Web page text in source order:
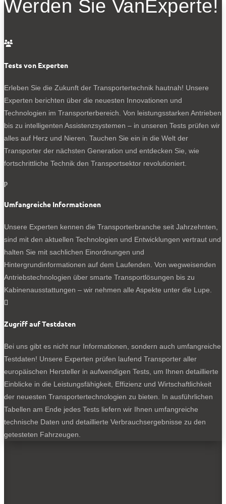
angetriebenen Schwestermodelle.
nur Wohnmobile unter Strom. So steuerte das
die Elektrifizierung der früheren Generation von Citroen
Jumper, Opel Movano und Peugeot Boxer bei. Erkennbar
ist dies anhand der Batteriedaten sowie der Anzeige für
wesentliche Funktionen, sie werden im Innenspiegel
Großtransporter der Stellantis-Marken Citroen, Fiat, Opel
und Peugeot nachträglich auf E-Antrieb um. Im Fokus
Antrieb? Hier sind die Fakten:
Experten-Test: Fiat E-Ducato
Experten-Test: Ford-E-Transit
Experten-Test: der neue Mercedes eSprinter
Trigano Electrix: Batterien unter dem Boden, E-Motoren in den
Radnaben.
Werden Sie VanExperte!

Tests von Experten
Erleben Sie die Zukunft der Transportertechnik hautnah! Unsere
Experten berichten über die neuesten Innovationen und
Technologien im Transporterbereich. Von leistungsstarken Antrieben
bis zu intelligenten Assistenzsystemen – in unseren Tests prüfen wir
alles auf Herz und Nieren. Tauchen Sie ein in die Welt der
Transporter der nächsten Generation und entdecken Sie, wie
fortschrittliche Technik den Transportsektor revolutioniert.
p
Umfangreiche Informationen
Unsere Experten kennen die Transporterbranche seit Jahrzehnten,
sind mit den aktuellen Technologien und Entwicklungen vertraut und
halten Sie mit sachlichen Einordnungen und
Hintergrundinformationen auf dem Laufenden. Von wegweisenden
Antriebstechnologien über smarte Transportlösungen bis zu
Kabinenausstattungen – wir nehmen alle Aspekte unter die Lupe.

Zugriff auf Testdaten
Bei uns gibt es nicht nur Informationen, sondern auch umfangreiche
Testdaten! Unsere Experten prüfen laufend Transporter aller
europäischen Hersteller in aufwendigen Tests, um Ihnen detaillierte
Einblicke in die Leistungsfähigkeit, Effizienz und Wirtschaftlichkeit
der neuesten Transportertechnologien zu bieten. In ausführlichen
Tabellen am Ende jedes Tests liefern wir Ihnen umfangreiche
technische Daten und detaillierte Verbrauchsergebnisse zu den
getesteten Fahrzeugen.